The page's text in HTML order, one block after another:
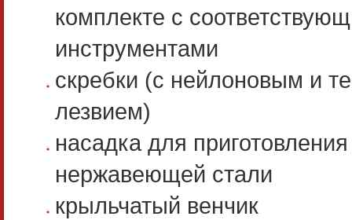
комплекте с
инструментами
скребки (с нейлоновым и
лезвием)
насадка для
нержавеющей стали
крыльчатый венчик